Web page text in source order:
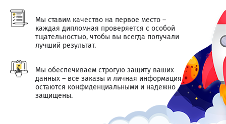
Мы ставим качество на первое место –
каждая дипломная проверяется с особой
тщательностью, чтобы вы всегда получали
лучший результат.
Мы обеспечиваем строгую защиту ваших
данных – все заказы и личная информация
остаются конфиденциальными и надежно
защищены.